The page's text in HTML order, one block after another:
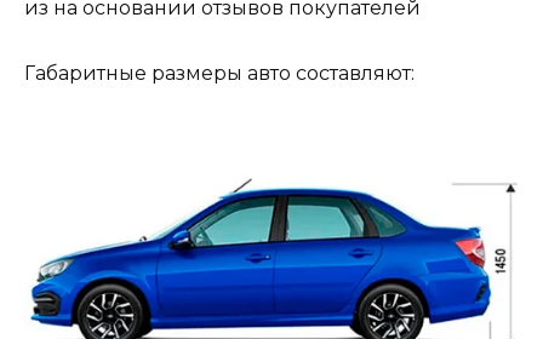
из на основании отзывов покупателей
Габаритные размеры авто составляют: